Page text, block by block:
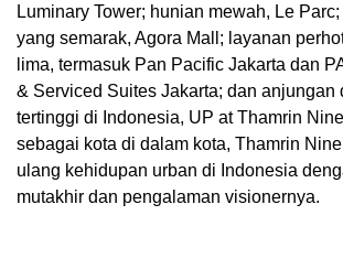
Luminary Tower; hunian mewah, Le Parc
yang semarak, Agora Mall; layanan
lima, termasuk Pan Pacific Jakarta dan
& Serviced Suites Jakarta; dan anjungan
tertinggi di Indonesia, UP at Thamrin
sebagai kota di dalam kota, Thamrin
ulang kehidupan urban di Indonesia
mutakhir dan pengalaman visionernya.